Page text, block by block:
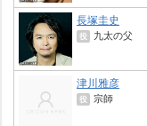
長塚圭史
役 九太の父
津川雅彦
役 宗師